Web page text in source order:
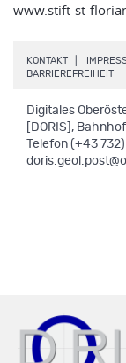
www.stift-st-
KONTAKT
BARRIEREFREIHEIT.
Digitales
[DORIS],
Telefon (+43